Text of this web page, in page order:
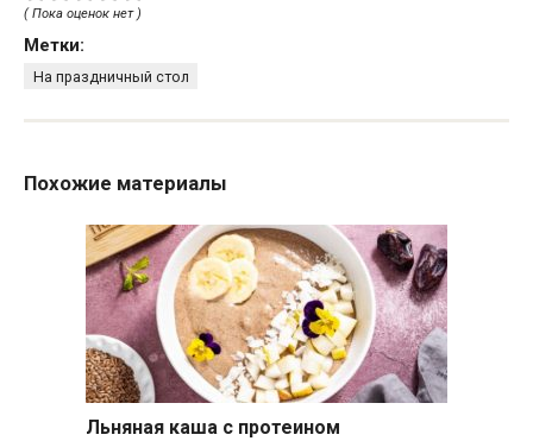
( Пока оценок нет )
Метки:
На праздничный стол
Похожие материалы
Льняная каша с протеином